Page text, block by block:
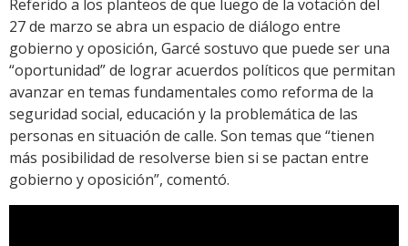
Referido a los planteos de que luego de la votación del
27 de marzo se abra un espacio de diálogo entre
gobierno y oposición, Garcé sostuvo que puede ser una
“oportunidad” de lograr acuerdos políticos que permitan
avanzar en temas fundamentales como reforma de la
seguridad social, educación y la problemática de las
personas en situación de calle. Son temas que “tienen
más posibilidad de resolverse bien si se pactan entre
gobierno y oposición”, comentó.